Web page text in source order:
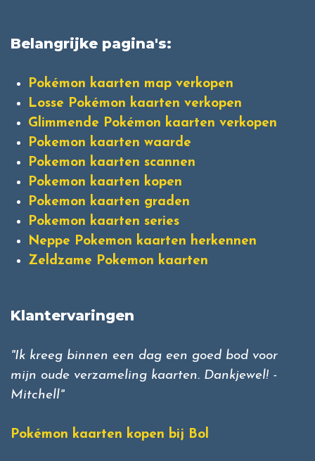
Belangrijke pagina's:
Pokémon kaarten map verkopen
Losse Pokémon kaarten verkopen
Glimmende Pokémon kaarten verkopen
Pokemon kaarten waarde
Pokemon kaarten scannen
Pokemon kaarten kopen
Pokemon kaarten graden
Pokemon kaarten series
Neppe Pokemon kaarten herkennen
Zeldzame Pokemon kaarten
Klantervaringen
"Ik kreeg binnen een dag een goed bod voor
mijn oude verzameling kaarten. Dankjewel! -
Mitchell"
Pokémon kaarten kopen bij Bol